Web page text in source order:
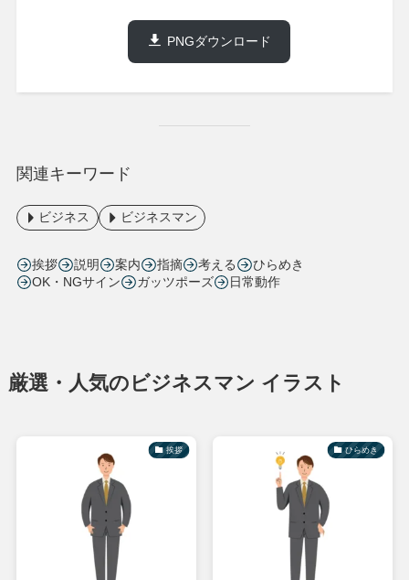
PNGダウンロード
関連キーワード
ビジネス ビジネスマン
挨拶 説明 案内 指摘 考える
ひらめき
OK・NGサイン
ガッツポーズ 日常動作
厳選・人気のビジネスマン イラスト
挨拶 ひらめき